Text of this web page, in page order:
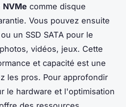
NVMe comme disque
Vous pouvez ensuite
un SSD SATA pour le
vidéos, jeux. Cette
et capacité est une
les pros. Pour approfondir
le hardware et l'optimisation